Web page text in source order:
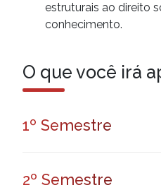
estruturais ao direito
conhecimento.
O que você irá
1º Semestre
2º Semestre